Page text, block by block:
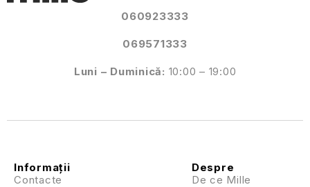
060923333
069571333
Luni – Duminică: 10:00 – 19:00
Despre
De ce Mille
Informații
Contacte